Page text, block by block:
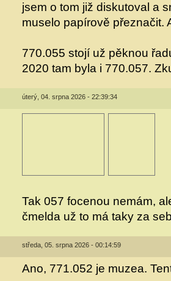
jsem o tom již diskutoval a
muselo papírově přeznačit.
770.055 stojí už pěknou
2020 tam byla i 770.057.
úterý, 04. srpna 2026 - 22:39:34
Tak 057 focenou nemám,
čmelda už to má taky za
středa, 05. srpna 2026 - 00:14:59
Ano, 771.052 je muzea.